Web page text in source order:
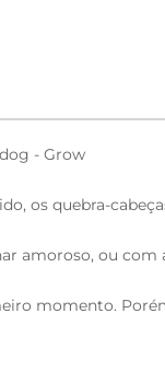
- Grow
os quebra-
amoroso, ou com
momento.